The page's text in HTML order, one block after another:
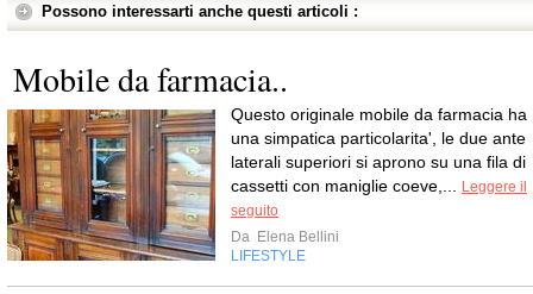
Possono interessarti anche questi articoli :
Mobile da farmacia..
Questo originale mobile da farmacia ha
una simpatica particolarita', le due ante
laterali superiori si aprono su una fila di
cassetti con maniglie coeve,...
Leggere il
seguito
Da Elena Bellini
LIFESTYLE